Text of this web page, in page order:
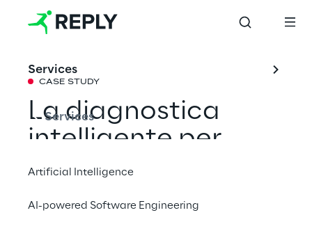
Services
Services
Artificial Intelligence
AI-powered Software Engineering
CASE STUDY
La diagnostica
intelligente per
l’impiantistica di
bordo